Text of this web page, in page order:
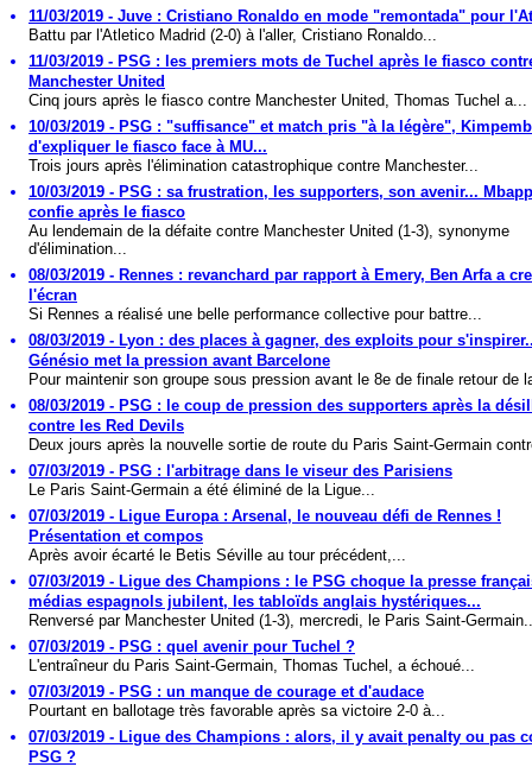
11/03/2019 - Juve : Cristiano Ronaldo en mode "remontada" pour
Battu par l'Atletico Madrid (2-0) à l'aller, Cristiano Ronaldo...
11/03/2019 - PSG : les premiers mots de Tuchel après le fiasco
Manchester United
Cinq jours après le fiasco contre Manchester United, Thomas Tuchel a...
10/03/2019 - PSG : "suffisance" et match pris "à la légère",
d'expliquer le fiasco face à MU...
Trois jours après l'élimination catastrophique contre Manchester...
10/03/2019 - PSG : sa frustration, les supporters, son avenir...
confie après le fiasco
Au lendemain de la défaite contre Manchester United (1-3), synonyme
d'élimination...
08/03/2019 - Rennes : revanchard par rapport à Emery, Ben Arfa a
l'écran
Si Rennes a réalisé une belle performance collective pour battre...
08/03/2019 - Lyon : des places à gagner, des exploits pour
Génésio met la pression avant Barcelone
Pour maintenir son groupe sous pression avant le 8e de finale retour de
08/03/2019 - PSG : le coup de pression des supporters après la
contre les Red Devils
Deux jours après la nouvelle sortie de route du Paris Saint-Germain
07/03/2019 - PSG : l'arbitrage dans le viseur des Parisiens
Le Paris Saint-Germain a été éliminé de la Ligue...
07/03/2019 - Ligue Europa : Arsenal, le nouveau défi de Rennes !
Présentation et compos
Après avoir écarté le Betis Séville au tour précédent,...
07/03/2019 - Ligue des Champions : le PSG choque la presse
médias espagnols jubilent, les tabloïds anglais hystériques...
Renversé par Manchester United (1-3), mercredi, le Paris Saint-
07/03/2019 - PSG : quel avenir pour Tuchel ?
L'entraîneur du Paris Saint-Germain, Thomas Tuchel, a échoué...
07/03/2019 - PSG : un manque de courage et d'audace
Pourtant en ballotage très favorable après sa victoire 2-0 à...
07/03/2019 - Ligue des Champions : alors, il y avait penalty ou pas
PSG ?